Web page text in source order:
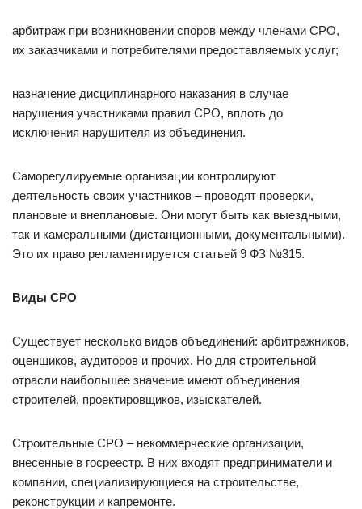
арбитраж при возникновении споров между членами СРО,
их заказчиками и потребителями предоставляемых услуг;
назначение дисциплинарного наказания в случае
нарушения участниками правил СРО, вплоть до
исключения нарушителя из объединения.
Саморегулируемые организации контролируют
деятельность своих участников – проводят проверки,
плановые и внеплановые. Они могут быть как выездными,
так и камеральными (дистанционными, документальными).
Это их право регламентируется статьей 9 ФЗ №315.
Виды СРО
Существует несколько видов объединений: арбитражников,
оценщиков, аудиторов и прочих. Но для строительной
отрасли наибольшее значение имеют объединения
строителей, проектировщиков, изыскателей.
Строительные СРО – некоммерческие организации,
внесенные в госреестр. В них входят предприниматели и
компании, специализирующиеся на строительстве,
реконструкции и капремонте.